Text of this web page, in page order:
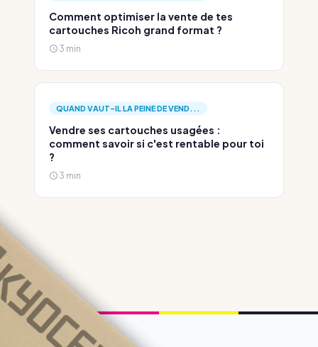
Comment optimiser la vente de tes
cartouches Ricoh grand format ?
3 min
QUAND VAUT-IL LA PEINE DE VEND...
Vendre ses cartouches usagées :
comment savoir si c'est rentable pour toi
?
3 min